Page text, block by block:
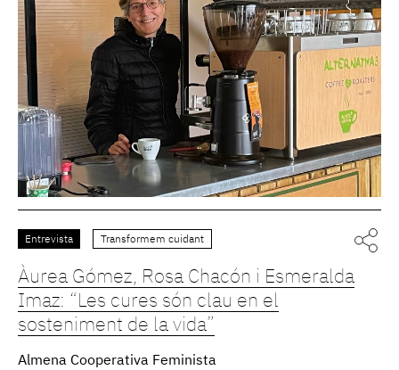
Entrevista Transformem cuidant
Àurea Gómez, Rosa Chacón i Esmeralda
Imaz: “Les cures són clau en el
sosteniment de la vida”
Almena Cooperativa Feminista